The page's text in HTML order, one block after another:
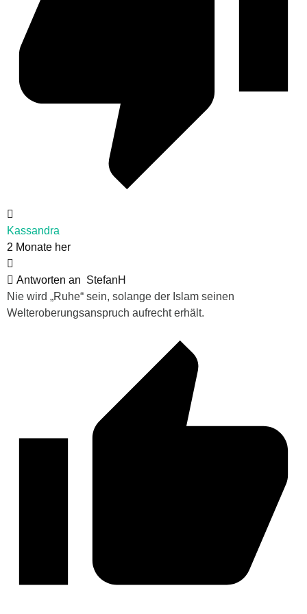
Kassandra
2 Monate her
Antworten an StefanH
Nie wird „Ruhe“ sein, solange der Islam seinen
Welteroberungsanspruch aufrecht erhält.